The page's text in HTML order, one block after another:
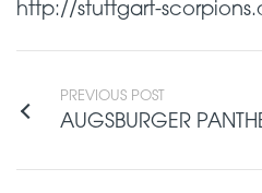
http://stuttgart-
PREVIOUS POST
AUGSBURGER